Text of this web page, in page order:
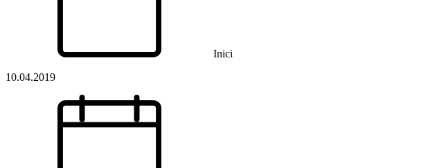
Inici
10.04.2019